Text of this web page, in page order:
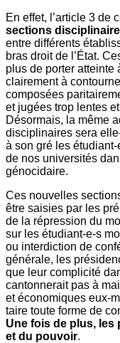
En effet, l’article 3 de
sections
entre différents
bras droit de l’État.
plus de porter atteinte
clairement à
composées
et jugées trop lentes
Désormais, la même
disciplinaires sera
à son gré les
de nos universités
génocidaire.
Ces nouvelles
être saisies par les
de la répression du
sur les étudiant-e-s
ou interdiction de
générale, les
que leur complicité
cantonnerait pas à
et économiques eux-
taire toute forme de
Une fois de plus, les
et du pouvoir.